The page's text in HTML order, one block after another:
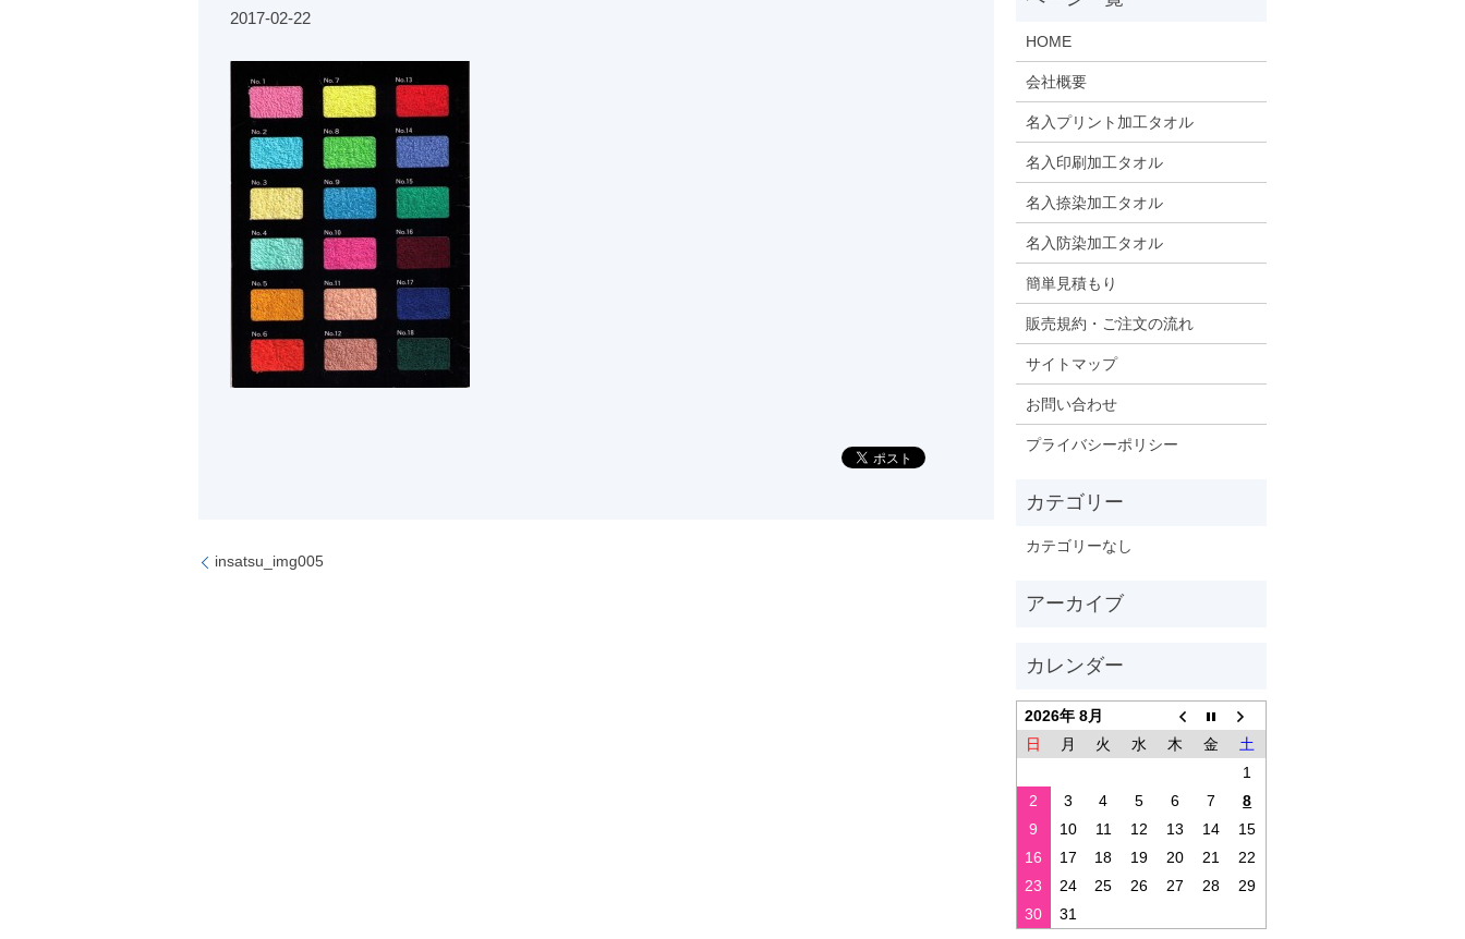
2017-02-22
insatsu_img005
HOME
会社概要
名入プリント加工タオル
名入印刷加工タオル
名入捺染加工タオル
名入防染加工タオル
簡単見積もり
販売規約・ご注文の流れ
サイトマップ
お問い合わせ
プライバシーポリシー
カテゴリーなし
2026年 8月
日
月 火 水 木 金
土
1
2
3 4 5 6 7
8
9
10 11 12 13 14
15
16
17 18 19 20 21
22
23
24 25 26 27 28
29
30
31